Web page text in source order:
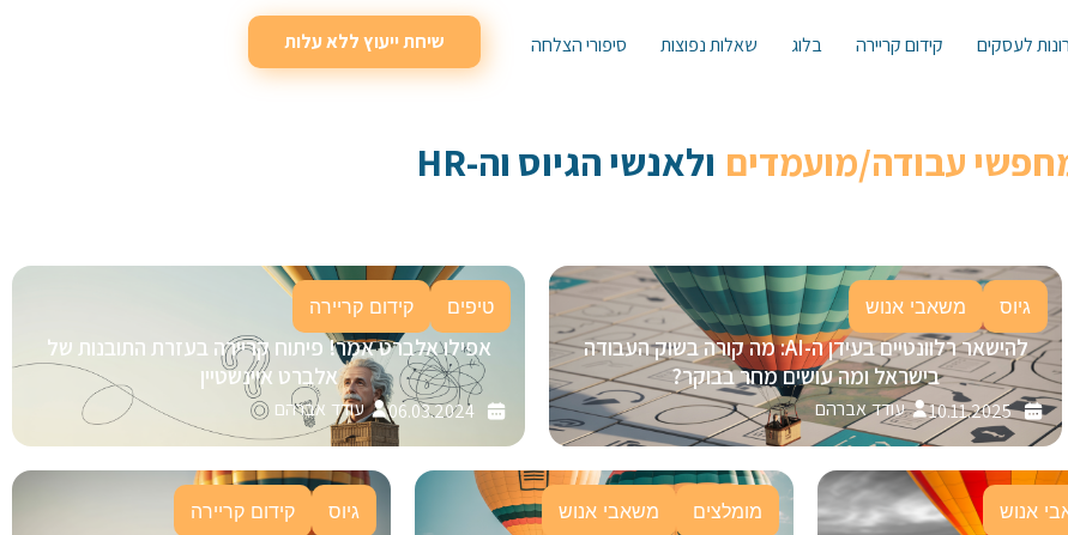
לעסקים קידום קריירה בלוג שאלות נפוצות סיפורי הצלחה שיחת ייעוץ ללא עלות
עבודה/מועמדים ולאנשי הגיוס וה-HR
גיוס משאבי אנוש
להישאר רלוונטיים בעידן ה-AI: מה קורה בשוק העבודה
בישראל ומה עושים מחר בבוקר?
10.11.2025 עודד אברהם
טיפים קידום קריירה
אפילו אלברט אמר! פיתוח קריירה בעזרת התובנות של
אלברט איינשטיין
06.03.2024 עודד אברהם
אנוש מומלצים משאבי אנוש גיוס קידום קריירה